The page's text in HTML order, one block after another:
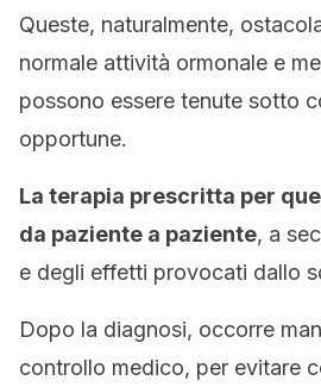
Queste, naturalmente,
normale attività ormonale e
possono essere tenute sotto
opportune.
La terapia prescritta per
da paziente a paziente, a
e degli effetti provocati dallo
Dopo la diagnosi, occorre
controllo medico, per evitare